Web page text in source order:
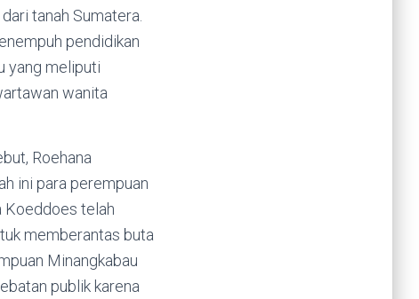
tanah Sumatera.
pendidikan
yang meliputi
wanita
Roehana
ini para perempuan
Koeddoes telah
memberantas buta
Minangkabau
publik karena